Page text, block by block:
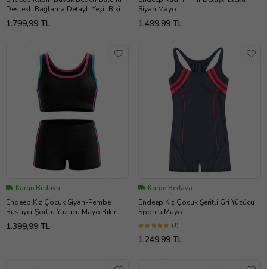
Destekli Bağlama Detaylı Yeşil Bikini
Takımı
1.799,99 TL
Siyah Mayo
1.499,99 TL
Kargo Bedava
Endeep Kız Çocuk Siyah-Pembe
Bustiyer Şortlu Yüzücü Mayo Bikini
Takımı
1.399,99 TL
Kargo Bedava
Endeep Kız Çocuk Şeritli Gri Yüzücü
Sporcu Mayo
(1)
1.249,99 TL